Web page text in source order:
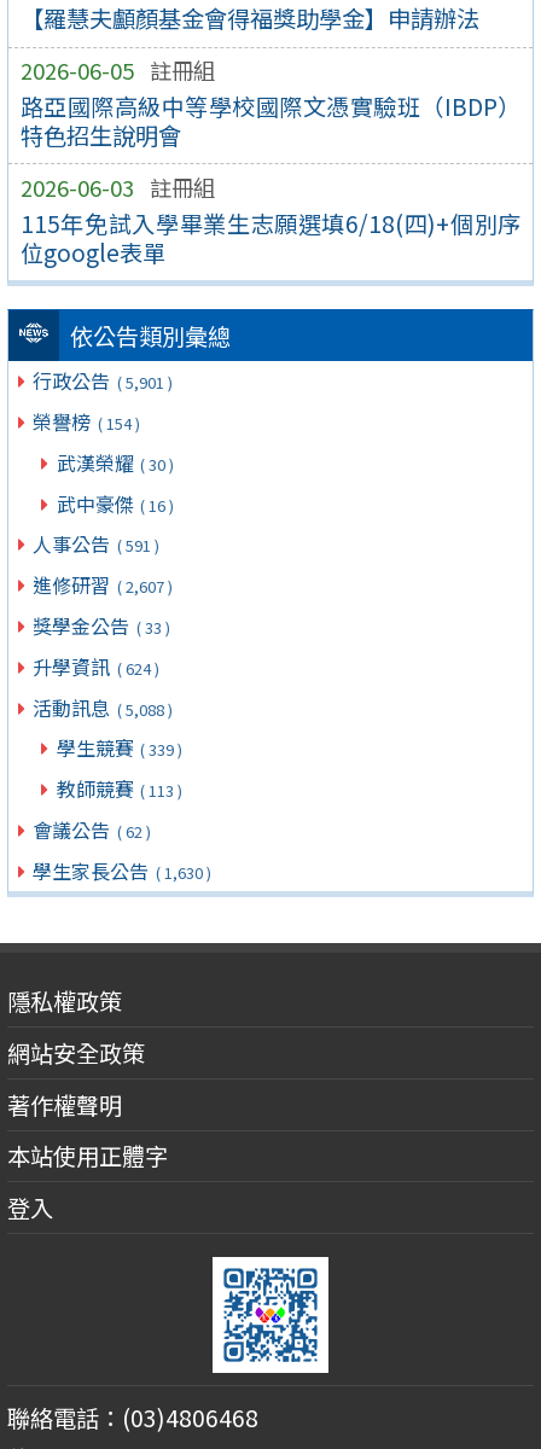
【羅慧夫顱顏基金會得福獎助學金】申請辦法
2026-06-05 註冊組
路亞國際高級中等學校國際文憑實驗班（IBDP）
特色招生說明會
2026-06-03 註冊組
115年免試入學畢業生志願選填6/18(四)+個別序
位google表單
依公告類別彙總
行政公告 ( 5,901 )
榮譽榜 ( 154 )
武漢榮耀 ( 30 )
武中豪傑 ( 16 )
人事公告 ( 591 )
進修研習 ( 2,607 )
獎學金公告 ( 33 )
升學資訊 ( 624 )
活動訊息 ( 5,088 )
學生競賽 ( 339 )
教師競賽 ( 113 )
會議公告 ( 62 )
學生家長公告 ( 1,630 )
隱私權政策
網站安全政策
著作權聲明
本站使用正體字
登入
聯絡電話：(03)4806468